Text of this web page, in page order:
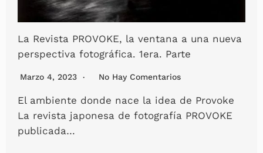
La Revista PROVOKE, la ventana a una nueva
perspectiva fotográfica. 1era. Parte
Marzo 4, 2023 No Hay Comentarios
El ambiente donde nace la idea de Provoke
La revista japonesa de fotografía PROVOKE
publicada…